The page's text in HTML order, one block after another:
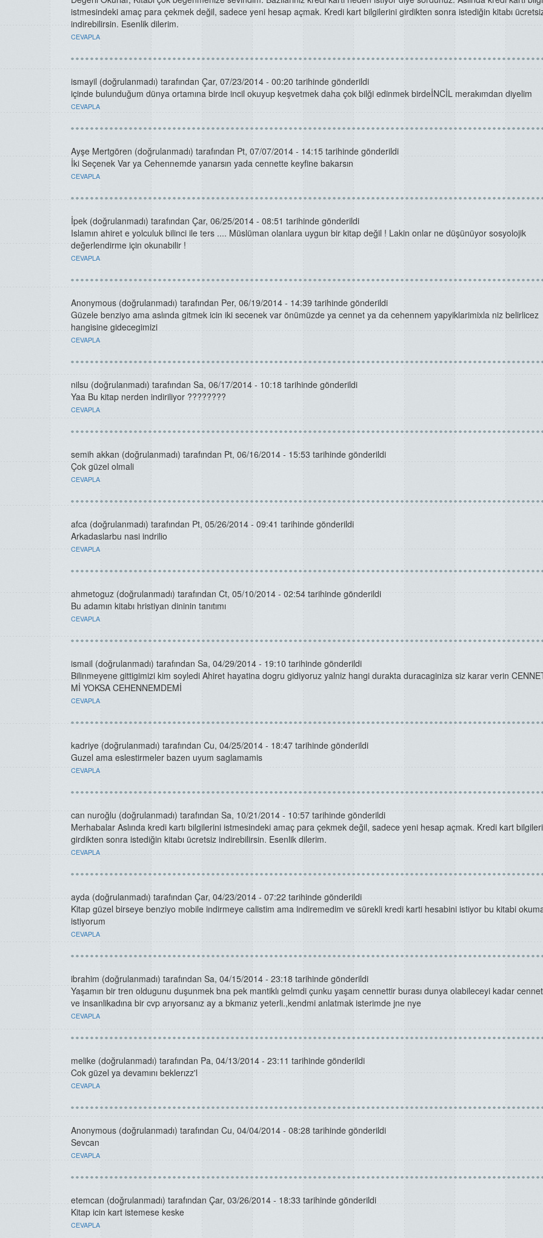
istmesindeki amaç para çekmek değil, sadece yeni hesap açmak. Kredi kart bilgilerini girdikten sonra istediğin kitabı
indirebilirsin. Esenlik dilerim.
CEVAPLA
ismayil (doğrulanmadı) tarafından Çar, 07/23/2014 - 00:20 tarihinde gönderildi
içinde bulunduğum dünya ortamına birde incil okuyup keşvetmek daha çok bilği edinmek birdeİNCİL merakımdan diyelim
CEVAPLA
Ayşe Mertgören (doğrulanmadı) tarafından Pt, 07/07/2014 - 14:15 tarihinde gönderildi
İki Seçenek Var ya Cehennemde yanarsın yada cennette keyfine bakarsın
CEVAPLA
İpek (doğrulanmadı) tarafından Çar, 06/25/2014 - 08:51 tarihinde gönderildi
Islamın ahiret e yolculuk bilinci ile ters .... Müslüman olanlara uygun bir kitap değil ! Lakin onlar ne düşünüyor sosyolojik
değerlendirme için okunabilir !
CEVAPLA
Anonymous (doğrulanmadı) tarafından Per, 06/19/2014 - 14:39 tarihinde gönderildi
Güzele benziyo ama aslında gitmek icin iki secenek var önümüzde ya cennet ya da cehennem yapyiklarimixla niz belirlicez
hangisine gidecegimizi
CEVAPLA
nilsu (doğrulanmadı) tarafından Sa, 06/17/2014 - 10:18 tarihinde gönderildi
Yaa Bu kitap nerden indiriliyor ????????
CEVAPLA
semih akkan (doğrulanmadı) tarafından Pt, 06/16/2014 - 15:53 tarihinde gönderildi
Çok güzel olmali
CEVAPLA
afca (doğrulanmadı) tarafından Pt, 05/26/2014 - 09:41 tarihinde gönderildi
Arkadaslarbu nasi indrilio
CEVAPLA
ahmetoguz (doğrulanmadı) tarafından Ct, 05/10/2014 - 02:54 tarihinde gönderildi
Bu adamın kitabı hristiyan dininin tanıtımı
CEVAPLA
ismail (doğrulanmadı) tarafından Sa, 04/29/2014 - 19:10 tarihinde gönderildi
Bilinmeyene gittigimizi kim soyledi Ahiret hayatina dogru gidiyoruz yalniz hangi durakta duracaginiza siz karar verin
Mİ YOKSA CEHENNEMDEMİ
CEVAPLA
kadriye (doğrulanmadı) tarafından Cu, 04/25/2014 - 18:47 tarihinde gönderildi
Guzel ama eslestirmeler bazen uyum saglamamis
CEVAPLA
can nuroğlu (doğrulanmadı) tarafından Sa, 10/21/2014 - 10:57 tarihinde gönderildi
Merhabalar Aslında kredi kartı bilgilerini istmesindeki amaç para çekmek değil, sadece yeni hesap açmak. Kredi kart
girdikten sonra istediğin kitabı ücretsiz indirebilirsin. Esenlik dilerim.
CEVAPLA
ayda (doğrulanmadı) tarafından Çar, 04/23/2014 - 07:22 tarihinde gönderildi
Kitap güzel birseye benziyo mobile indirmeye calistim ama indiremedim ve sürekli kredi karti hesabini istiyor bu kitabi
istiyorum
CEVAPLA
ibrahim (doğrulanmadı) tarafından Sa, 04/15/2014 - 23:18 tarihinde gönderildi
Yaşamın bir tren oldugunu duşunmek bna pek mantiklı gelmdi çunku yaşam cennettir burası dunya olabileceyi kadar
ve insanlikadına bir cvp arıyorsanız ay a bkmanız yeterli.,kendmi anlatmak isterimde jne nye
CEVAPLA
melike (doğrulanmadı) tarafından Pa, 04/13/2014 - 23:11 tarihinde gönderildi
Cok güzel ya devamını beklerızz'l
CEVAPLA
Anonymous (doğrulanmadı) tarafından Cu, 04/04/2014 - 08:28 tarihinde gönderildi
Sevcan
CEVAPLA
etemcan (doğrulanmadı) tarafından Çar, 03/26/2014 - 18:33 tarihinde gönderildi
Kitap icin kart istemese keske
CEVAPLA